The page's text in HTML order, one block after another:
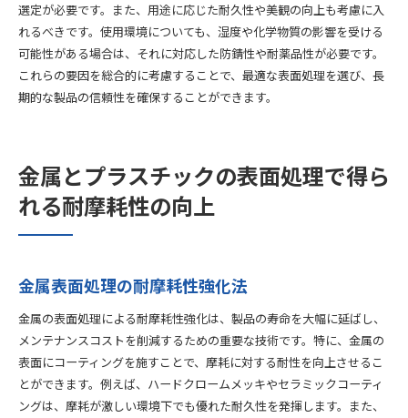
選定が必要です。また、用途に応じた耐久性や美観の向上も考慮に入
れるべきです。使用環境についても、湿度や化学物質の影響を受ける
可能性がある場合は、それに対応した防錆性や耐薬品性が必要です。
これらの要因を総合的に考慮することで、最適な表面処理を選び、長
期的な製品の信頼性を確保することができます。
金属とプラスチックの表面処理で得ら
れる耐摩耗性の向上
金属表面処理の耐摩耗性強化法
金属の表面処理による耐摩耗性強化は、製品の寿命を大幅に延ばし、
メンテナンスコストを削減するための重要な技術です。特に、金属の
表面にコーティングを施すことで、摩耗に対する耐性を向上させるこ
とができます。例えば、ハードクロームメッキやセラミックコーティ
ングは、摩耗が激しい環境下でも優れた耐久性を発揮します。また、